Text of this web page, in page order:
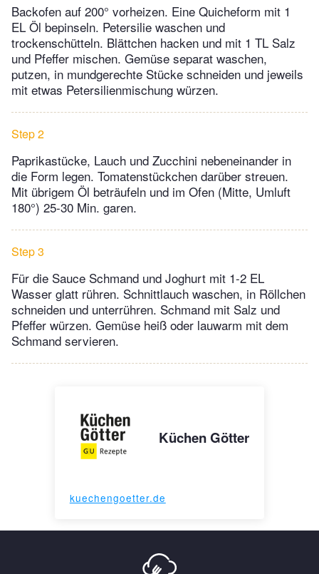
Backofen auf 200° vorheizen. Eine Quicheform mit 1
EL Öl bepinseln. Petersilie waschen und
trockenschütteln. Blättchen hacken und mit 1 TL Salz
und Pfeffer mischen. Gemüse separat waschen,
putzen, in mundgerechte Stücke schneiden und jeweils
mit etwas Petersilienmischung würzen.
Step 2
Paprikastücke, Lauch und Zucchini nebeneinander in
die Form legen. Tomatenstückchen darüber streuen.
Mit übrigem Öl beträufeln und im Ofen (Mitte, Umluft
180°) 25-30 Min. garen.
Step 3
Für die Sauce Schmand und Joghurt mit 1-2 EL
Wasser glatt rühren. Schnittlauch waschen, in Röllchen
schneiden und unterrühren. Schmand mit Salz und
Pfeffer würzen. Gemüse heiß oder lauwarm mit dem
Schmand servieren.
Küchen Götter
kuechengoetter.de